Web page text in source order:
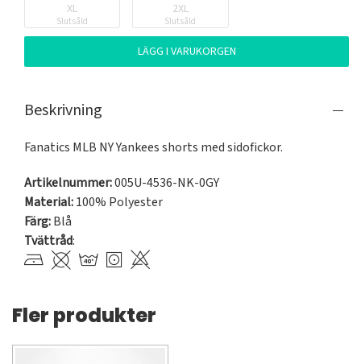
XL
Slutsåld
2XL
Slutsåld
LÄGG I VARUKORGEN
Beskrivning
Fanatics MLB NY Yankees shorts med sidofickor.
Artikelnummer:005U-4536-NK-0GY
Material:100% Polyester
Färg:Blå
Tvättråd:
Fler produkter